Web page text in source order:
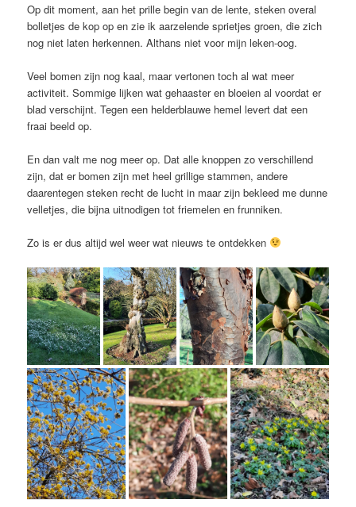
Op dit moment, aan het prille begin van de lente, steken overal
bolletjes de kop op en zie ik aarzelende sprietjes groen, die zich
nog niet laten herkennen. Althans niet voor mijn leken-oog.
Veel bomen zijn nog kaal, maar vertonen toch al wat meer
activiteit. Sommige lijken wat gehaaster en bloeien al voordat er
blad verschijnt. Tegen een helderblauwe hemel levert dat een
fraai beeld op.
En dan valt me nog meer op. Dat alle knoppen zo verschillend
zijn, dat er bomen zijn met heel grillige stammen, andere
daarentegen steken recht de lucht in maar zijn bekleed me dunne
velletjes, die bijna uitnodigen tot friemelen en frunniken.
Zo is er dus altijd wel weer wat nieuws te ontdekken